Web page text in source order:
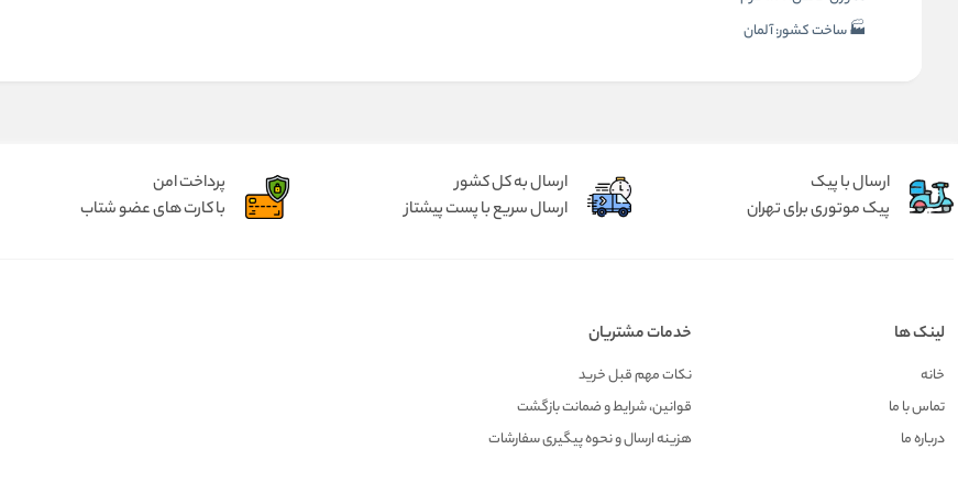
🏭 ساخت کشور: آلمان
ارسال با پیک
پیک موتوری برای تهران
ارسال به کل کشور
ارسال سریع با پست پیشتاز
پرداخت امن
با کارت های عضو شتاب
لینک ها
خانه
تماس با ما
درباره ما
خدمات مشتریان
نکات مهم قبل خرید
قوانین، شرایط و ضمانت بازگشت
هزينه ارسال و نحوه پیگیری سفارشات